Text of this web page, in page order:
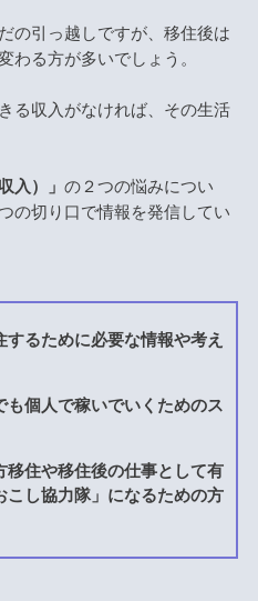
の引っ越しですが、移住後は
わる方が多いでしょう。
る収入がなければ、その生活
入）」 の２つの悩みについ
の切り口で情報を発信してい
るために必要な情報や考え
も個人で稼いでいくためのス
移住や移住後の仕事として有
こし協力隊」になるための方